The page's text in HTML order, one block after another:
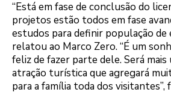
“Está em fase de conclusão do
projetos estão todos em fase
estudos para definir população de
relatou ao Marco Zero. “É um
feliz de fazer parte dele. Será mais
atração turística que agregará
para a família toda dos visitantes”,